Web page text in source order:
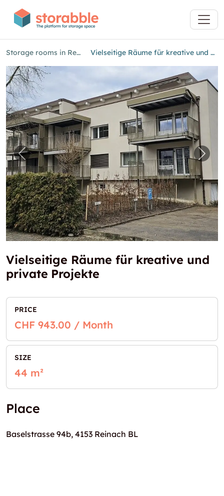
Storage rooms in Reinach (BL) Vielseitige Räume für kreative und private Projekte
Previous image for "Vielseitige Räume für
Vielseitige Räume für kreative und
private Projekte
PRICE
CHF 943.00 / Month
SIZE
44 m²
Place
Baselstrasse 94b, 4153 Reinach BL